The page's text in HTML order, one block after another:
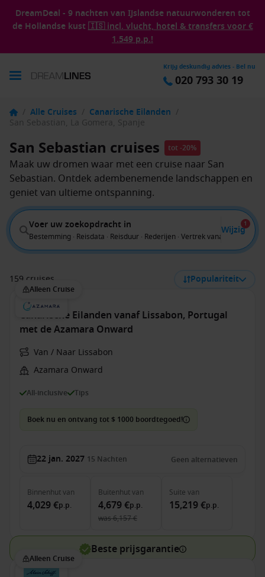
DreamDeal - 9 nachten van IJslandse natuurwonderen tot
de Hollandse kust 🇮🇸 incl. vlucht, hotel & transfers voor €
1.549 p.p.!
Krijg deskundig advies - Bel nu
020 793 30 19
/ Alle Cruises / Canarische Eilanden /
San Sebastian, La Gomera, Spanje
San Sebastian cruises tot -20%
Maak uw dromen waar met een cruise naar San
Sebastian. Ontdek adembenemende landschappen en
geniet van ultieme ontspanning.
Voer uw zoekopdracht in
Bestemming · Reisdata · Reisduur · Rederijen · Vertrek vanaf
Wijzig
1
159 cruises Populariteit
Alleen Cruise
Canarische Eilanden vanaf Lissabon, Portugal
met de Azamara Onward
Van / Naar Lissabon
Azamara Onward
All-inclusive Tips
Boek nu en ontvang tot $ 1000 boordtegoed!
22 jan. 2027 15 Nachten Geen alternatieven
Binnenhutvan
4,029 €p.p.
Buitenhutvan
4,679 €p.p.
was6,157 €
Suite van
15,219 €p.p.
Beste prijsgarantie
Alleen Cruise